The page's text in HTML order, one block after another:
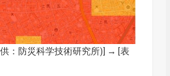
：防災科学技術研究所)] → [表